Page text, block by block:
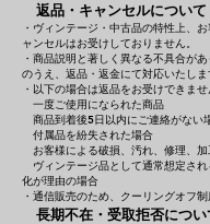
返品・キャンセルについて
・ヴィンテージ・中古品の特性上、
ャンセルはお受けしておりません。
・商品説明と著しく異なる不具合が
のうえ、返品・返金にて対応いたしま
・以下の場合は返品をお受けできませ
一度ご使用になられた商品
商品到着後5日以内にご連絡がない
付属品を紛失された場合
お客様による破損、汚れ、修理、
ヴィンテージ品として通常想定さ
化が理由の場合
・通信販売のため、クーリングオフ制
長期不在・受取拒否につい